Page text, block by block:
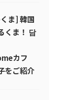
ま] 韓国
くま！ 담
カフ
をご紹介